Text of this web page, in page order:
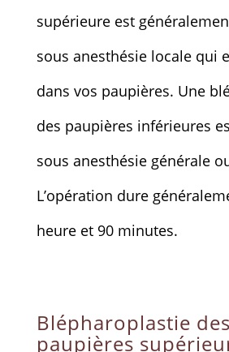
supérieure est
sous anesthésie locale qui
dans vos paupières. Une
des paupières inférieures
sous anesthésie générale
L’opération dure
heure et 90 minutes.
Blépharoplastie des
paupières